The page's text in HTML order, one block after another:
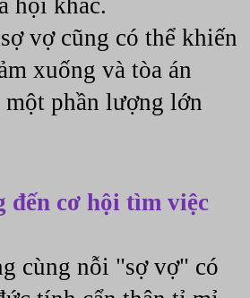
vợ cũng có thể khiến
xuống và tòa án
phần lượng lớn
đến cơ hội tìm việc
cùng nỗi "sợ vợ" có